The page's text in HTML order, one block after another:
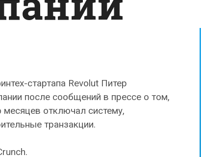
стартапа Revolut Питер
после сообщений в прессе о том,
месяцев отключал систему,
транзакции.